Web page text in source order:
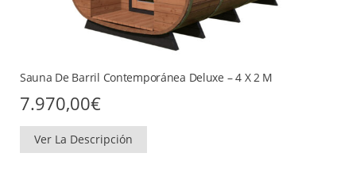
Sauna De Barril Contemporánea Deluxe – 4 X 2 M
7.970,00€
Ver La Descripción